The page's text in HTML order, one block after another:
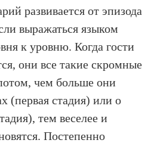
развивается от эпизода
выражаться языком
к уровню. Когда гости
они все такие скромные
чем больше они
(первая стадия) или о
тем веселее и
Постепенно